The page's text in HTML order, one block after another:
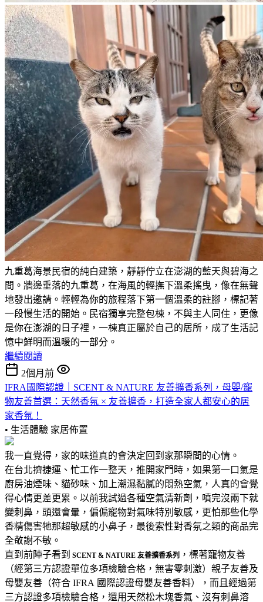
九重葛海景民宿的純白建築，靜靜佇立在澎湖的藍天與碧海之
間。牆邊垂落的九重葛，在海風的輕撫下溫柔搖曳，像在無聲
地發出邀請。輕輕為你的旅程落下第一個溫柔的註腳，標記著
一段慢生活的開始。民宿獨享完整包棟，不與主人同住，更像
是你在澎湖的日子裡，一棟真正屬於自己的居所，成了生活記
憶中鮮明而溫暖的一部分。
繼續閱讀
2個月前
IFRA國際認證｜SCENT & NATURE 友善擴香系列，母嬰/寵
物友善首選：天然香氛 × 友善擴香，打造全家人都安心的居
家香氛！
• 生活體驗 家居佈置
我一直覺得，家的味道真的會決定回到家那瞬間的心情。
在台北擠捷運、忙工作一整天，推開家門時，如果第一口氣是
廚房油煙味、貓砂味、加上潮濕黏膩的悶熱空氣，人真的會覺
得心情更差更累。以前我試過各種空氣清新劑，噴完沒兩下就
變刺鼻，頭還會暈，偏偏寵物對氣味特別敏感，更怕那些化學
香精傷害牠那超敏感的小鼻子，最後索性對香氛之類的商品完
全敬謝不敏。
直到前陣子看到 SCENT & NATURE 友善擴香系列 ，標著寵物友善
（經第三方認證單位多項檢驗合格，無害零刺激）親子友善及
母嬰友善（符合 IFRA 國際認證母嬰友善香料），而且經過第
三方認證多項檢驗合格，還用天然松木塊香氣、沒有刺鼻溶